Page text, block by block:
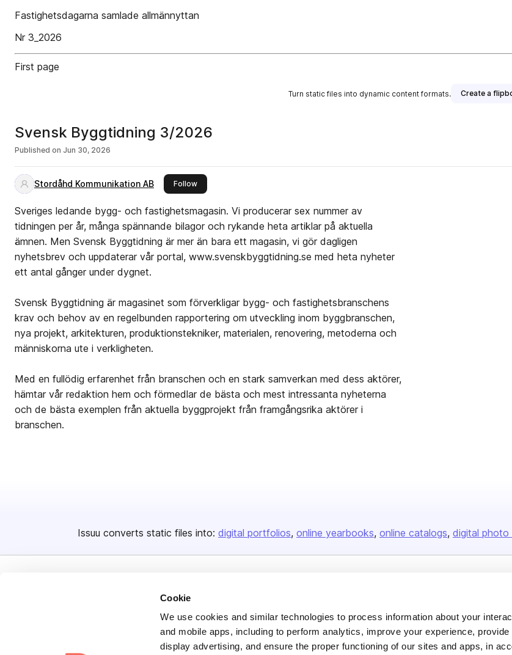
Cookie
We use cookies and similar technologies to process information about your
and mobile apps, including to perform analytics, improve your experience,
display advertising, and ensure the proper functioning of our sites and apps, in
Fastighetsdagarna samlade allmännyttan
Nr 3_2026
First page
Turn static files into dynamic content formats. Create a
Svensk Byggtidning 3/2026
Published on Jun 30, 2026
Stordåhd Kommunikation AB Followthis publisher
Sveriges ledande bygg- och fastighetsmagasin. Vi producerar sex nummer av
tidningen per år, många spännande bilagor och rykande heta artiklar på aktuella
ämnen. Men Svensk Byggtidning är mer än bara ett magasin, vi gör dagligen
nyhetsbrev och uppdaterar vår portal, www.svenskbyggtidning.se med heta nyheter
ett antal gånger under dygnet.
Svensk Byggtidning är magasinet som förverkligar bygg- och fastighetsbranschens
krav och behov av en regelbunden rapportering om utveckling inom byggbranschen,
nya projekt, arkitekturen, produktionstekniker, materialen, renovering, metoderna och
människorna ute i verkligheten.
Med en fullödig erfarenhet från branschen och en stark samverkan med dess aktörer,
hämtar vår redaktion hem och förmedlar de bästa och mest intressanta nyheterna
och de bästa exemplen från aktuella byggprojekt från framgångsrika aktörer i
branschen.
Issuu converts static files into: digital portfolios online yearbooks online catalogs digital photo
About us
Careers
Plans & Pricing